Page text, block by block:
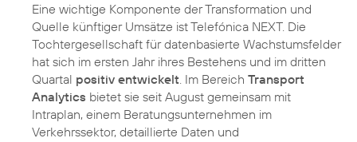
Eine wichtige Komponente der Transformation und
Quelle künftiger Umsätze ist Telefónica NEXT. Die
Tochtergesellschaft für datenbasierte Wachstumsfelder
hat sich im ersten Jahr ihres Bestehens und im dritten
Quartal positiv entwickelt. Im Bereich Transport
Analytics bietet sie seit August gemeinsam mit
Intraplan, einem Beratungsunternehmen im
Verkehrssektor, detaillierte Daten und